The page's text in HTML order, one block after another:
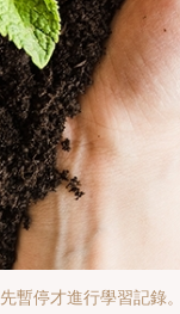
暫停才進行學習記錄。